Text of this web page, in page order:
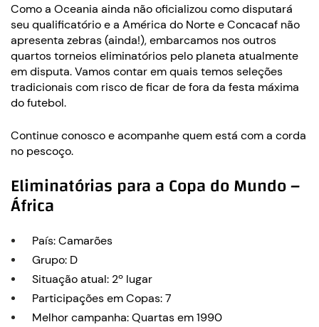
Como a Oceania ainda não oficializou como disputará
seu qualificatório e a América do Norte e Concacaf não
apresenta zebras (ainda!), embarcamos nos outros
quartos torneios eliminatórios pelo planeta atualmente
em disputa. Vamos contar em quais temos seleções
tradicionais com risco de ficar de fora da festa máxima
do futebol.
Continue conosco e acompanhe quem está com a corda
no pescoço.
Eliminatórias para a Copa do Mundo –
África
País: Camarões
Grupo: D
Situação atual: 2º lugar
Participações em Copas: 7
Melhor campanha: Quartas em 1990